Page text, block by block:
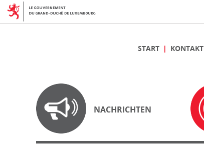
START KONTAKT
NACHRICHTEN